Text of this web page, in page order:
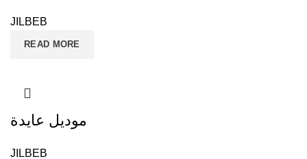
JILBEB
READ MORE
موديل عايدة
JILBEB